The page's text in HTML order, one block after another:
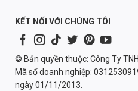
KẾT NỐI VỚI CHÚNG TÔI
© Bản quyền thuộc: Công Ty
Mã số doanh nghiệp:
ngày 01/11/2013.